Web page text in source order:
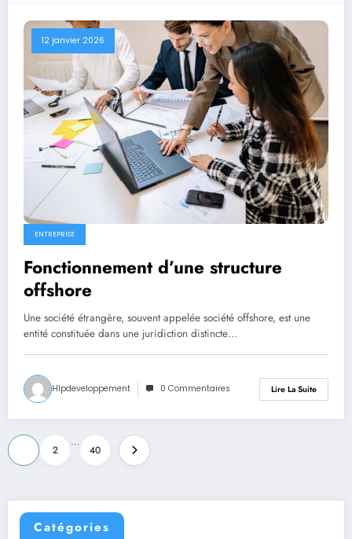
12 janvier 2026
ENTREPRISE
Fonctionnement d’une structure
offshore
Une société étrangère, souvent appelée société offshore, est une
entité constituée dans une juridiction distincte…
Hlpdeveloppement 0 Commentaires Lire La Suite
Pagination
des
publications
2
…
40
Catégories